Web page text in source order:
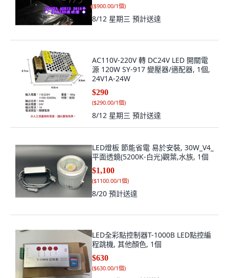
($900.00/1個)
8/12 星期三 預計送達
AC110V-220V 轉 DC24V LED 開關電
源 120W SY-917 變壓器/適配器, 1個,
24V1A-24W
$290
($290.00/1個)
8/12 星期三 預計送達
LED燈板 節能省電 易於安裝, 30W_V4_
平面透鏡(5200K-白光)觀葉,水族, 1個
$1,100
($1100.00/1個)
8/20 預計送達
LED全彩點控制器T-1000B LED點控編
程跳機, 其他顏色, 1個
$630
($630.00/1個)